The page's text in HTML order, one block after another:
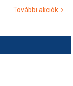
További akciók